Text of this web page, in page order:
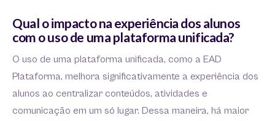
Qual o impacto na experiência dos alunos
com o uso de uma plataforma unificada?
O uso de uma plataforma unificada, como a EAD
Plataforma, melhora significativamente a experiência dos
alunos ao centralizar conteúdos, atividades e
comunicação em um só lugar. Dessa maneira, há maior